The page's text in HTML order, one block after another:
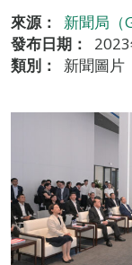
來源：
新聞局（
發布日期：
類別：
新聞圖片